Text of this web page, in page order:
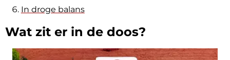
In droge balans
Wat zit er in de doos?